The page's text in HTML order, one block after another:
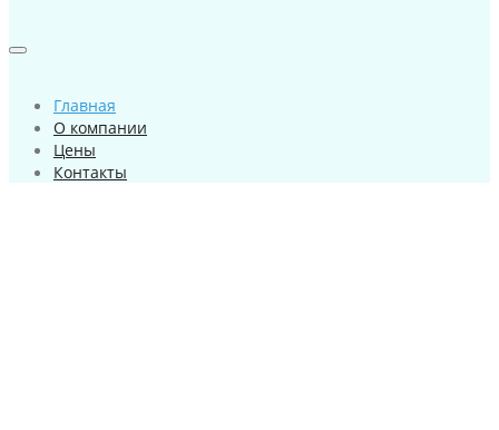
Главная
О компании
Цены
Контакты